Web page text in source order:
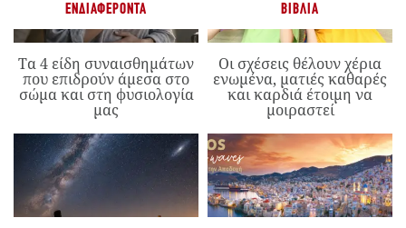
ΕΝΔΙΑΦΈΡΟΝΤΑ
Τα 4 είδη συναισθημάτων
που επιδρούν άμεσα στο
σώμα και στη φυσιολογία
μας
ΒΙΒΛΊΑ
Οι σχέσεις θέλουν χέρια
ενωμένα, ματιές καθαρές
και καρδιά έτοιμη να
μοιραστεί